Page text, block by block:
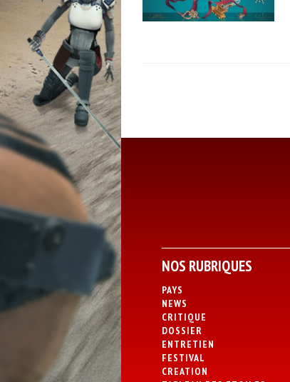
NOS RUBRIQUES
PAYS
NEWS
CRITIQUE
DOSSIER
ENTRETIEN
FESTIVAL
CREATION